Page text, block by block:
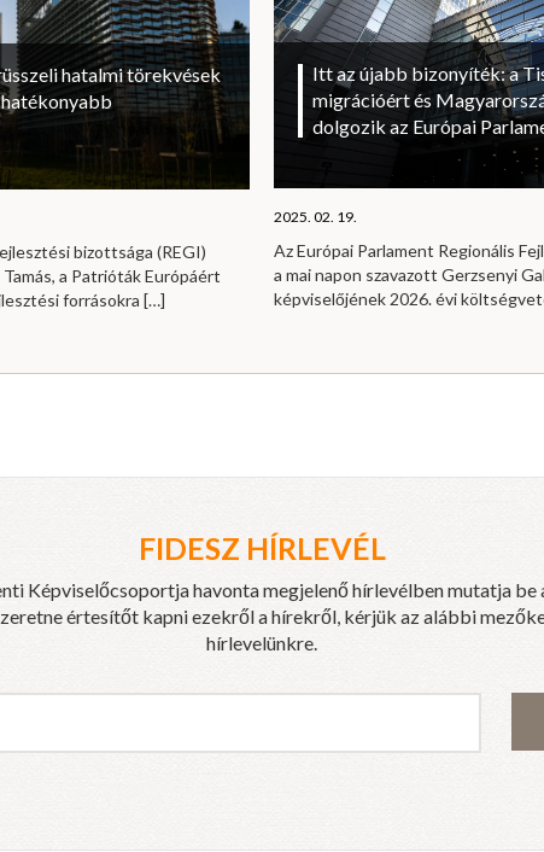
hatalmi törekvések
hatékonyabb
bizottsága (REGI)
a Patrióták Európáért
forrásokra […]
Itt az újabb bizonyíték: a
migrációért és
dolgozik az Európai
2025. 02. 19.
Az Európai Parlament Regionális
a mai napon szavazott Gerzsenyi
képviselőjének 2026. évi
FIDESZ HÍRLEVÉL
Képviselőcsoportja havonta megjelenő hírlevélben mutatja be
értesítőt kapni ezekről a hírekről, kérjük az alábbi
hírlevelünkre.